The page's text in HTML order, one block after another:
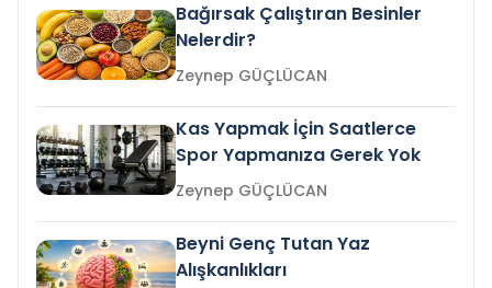
Bağırsak Çalıştıran Besinler
Nelerdir?
Zeynep GÜÇLÜCAN
Kas Yapmak İçin Saatlerce
Spor Yapmanıza Gerek Yok
Zeynep GÜÇLÜCAN
Beyni Genç Tutan Yaz
Alışkanlıkları